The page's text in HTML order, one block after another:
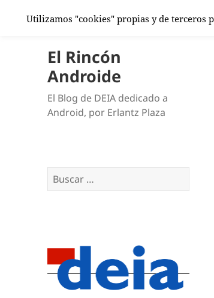
El Rincón
Androide
El Blog de DEIA dedicado a
Android, por Erlantz Plaza
Buscar:
Utilizamos "cookies" propias y de terceros